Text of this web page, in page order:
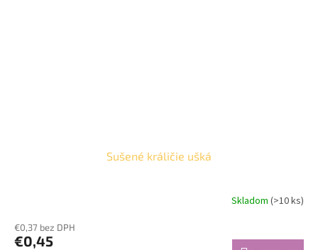
Sušené králičie ušká
Skladom (>10 ks)
€0,37 bez DPH
€0,45